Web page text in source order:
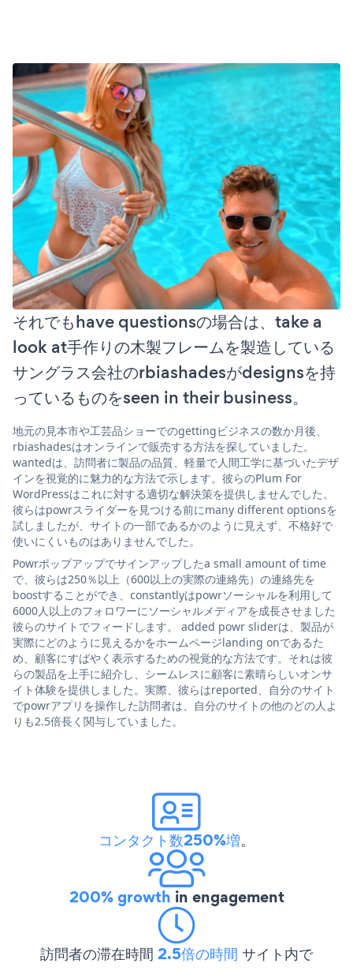
それでもhave questionsの場合は、take a
look at手作りの木製フレームを製造している
サングラス会社のrbiashadesがdesignsを持
っているものをseen in their business。
地元の見本市や工芸品ショーでのgettingビジネスの数か月後、
rbiashadesはオンラインで販売する方法を探していました。
wantedは、訪問者に製品の品質、軽量で人間工学に基づいたデザ
インを視覚的に魅力的な方法で示します。彼らのPlum For
WordPressはこれに対する適切な解決策を提供しませんでした。
彼らはpowrスライダーを見つける前にmany different optionsを
試しましたが、サイトの一部であるかのように見えず、不格好で
使いにくいものはありませんでした。
Powrポップアップでサインアップしたa small amount of time
で、彼らは250％以上（600以上の実際の連絡先）の連絡先を
boostすることができ、constantlyはpowrソーシャルを利用して
6000人以上のフォロワーにソーシャルメディアを成長させました
彼らのサイトでフィードします。 added powr sliderは、製品が
実際にどのように見えるかをホームページlanding onであるた
め、顧客にすばやく表示するための視覚的な方法です。それは彼
らの製品を上手に紹介し、シームレスに顧客に素晴らしいオンサ
イト体験を提供しました。実際、彼らはreported、自分のサイト
でpowrアプリを操作した訪問者は、自分のサイトの他のどの人よ
りも2.5倍長く関与していました。
コンタクト数250%増。
200% growth in engagement
訪問者の滞在時間 2.5倍の時間 サイト内で